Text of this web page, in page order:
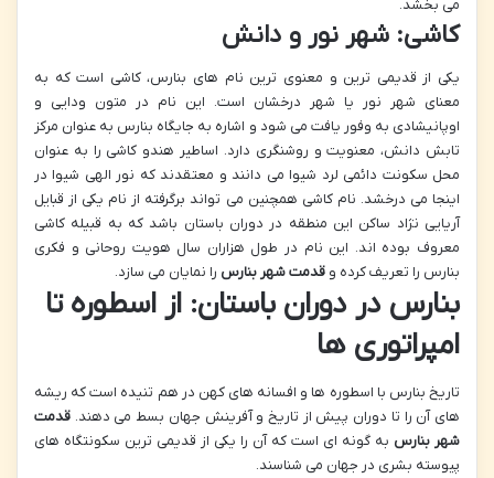
می بخشد.
کاشی: شهر نور و دانش
یکی از قدیمی ترین و معنوی ترین نام های بنارس، کاشی است که به
معنای شهر نور یا شهر درخشان است. این نام در متون ودایی و
اوپانیشادی به وفور یافت می شود و اشاره به جایگاه بنارس به عنوان مرکز
تابش دانش، معنویت و روشنگری دارد. اساطیر هندو کاشی را به عنوان
محل سکونت دائمی لرد شیوا می دانند و معتقدند که نور الهی شیوا در
اینجا می درخشد. نام کاشی همچنین می تواند برگرفته از نام یکی از قبایل
آریایی نژاد ساکن این منطقه در دوران باستان باشد که به قبیله کاشی
معروف بوده اند. این نام در طول هزاران سال هویت روحانی و فکری
بنارس را تعریف کرده و قدمت شهر بنارس را نمایان می سازد.
بنارس در دوران باستان: از اسطوره تا
امپراتوری ها
تاریخ بنارس با اسطوره ها و افسانه های کهن در هم تنیده است که ریشه
های آن را تا دوران پیش از تاریخ و آفرینش جهان بسط می دهند. قدمت
شهر بنارس به گونه ای است که آن را یکی از قدیمی ترین سکونتگاه های
پیوسته بشری در جهان می شناسند.